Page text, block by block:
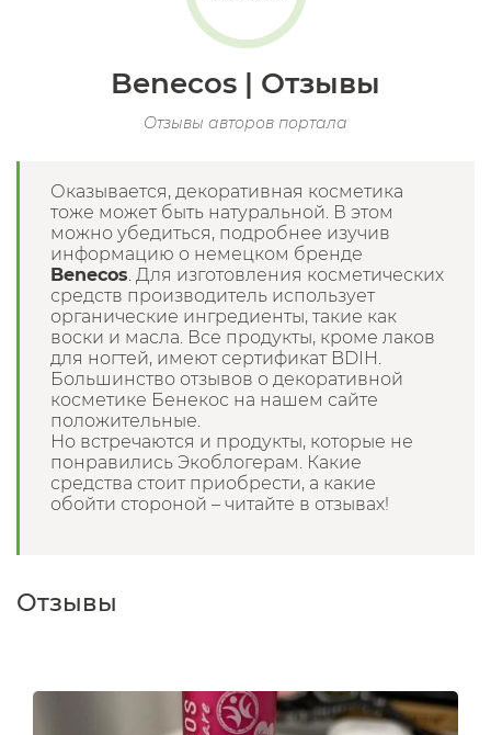
Benecos | Отзывы
Отзывы авторов портала
Оказывается, декоративная косметика
тоже может быть натуральной. В этом
можно убедиться, подробнее изучив
информацию о немецком бренде
Benecos. Для изготовления косметических
средств производитель использует
органические ингредиенты, такие как
воски и масла. Все продукты, кроме лаков
для ногтей, имеют сертификат BDIH.
Большинство отзывов о декоративной
косметике Бенекос на нашем сайте
положительные.
Но встречаются и продукты, которые не
понравились Экоблогерам. Какие
средства стоит приобрести, а какие
обойти стороной – читайте в отзывах!
Отзывы